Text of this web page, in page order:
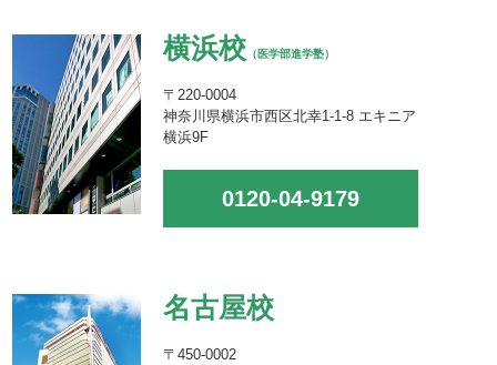
横浜校 （医学部進学塾）
〒220-0004
神奈川県横浜市西区北幸1-1-8 エキニア
横浜9F
0120-04-9179
名古屋校
〒450-0002